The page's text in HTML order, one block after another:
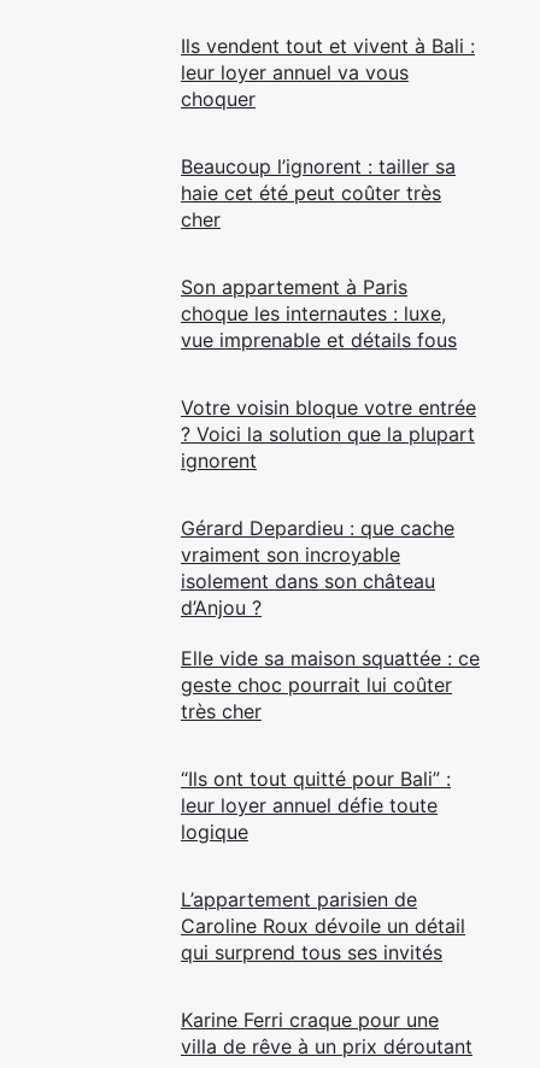
Ils vendent tout et vivent à Bali :
leur loyer annuel va vous
choquer
Beaucoup l’ignorent : tailler sa
haie cet été peut coûter très
cher
Son appartement à Paris
choque les internautes : luxe,
vue imprenable et détails fous
Votre voisin bloque votre entrée
? Voici la solution que la plupart
ignorent
Gérard Depardieu : que cache
vraiment son incroyable
isolement dans son château
d’Anjou ?
Elle vide sa maison squattée : ce
geste choc pourrait lui coûter
très cher
“Ils ont tout quitté pour Bali” :
leur loyer annuel défie toute
logique
L’appartement parisien de
Caroline Roux dévoile un détail
qui surprend tous ses invités
Karine Ferri craque pour une
villa de rêve à un prix déroutant